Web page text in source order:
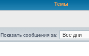
Темы
Показать сообщения за: